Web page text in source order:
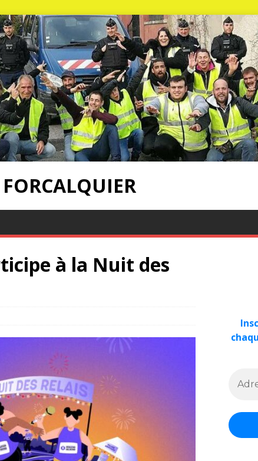
à la Nuit des